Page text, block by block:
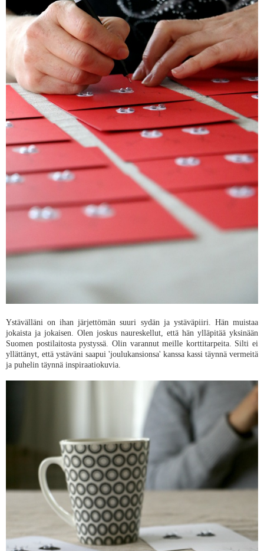
Ystävälläni on ihan järjettömän suuri sydän ja ystäväpiiri. Hän muistaa
jokaista ja jokaisen. Olen joskus naureskellut, että hän ylläpitää yksinään
Suomen postilaitosta pystyssä. Olin varannut meille korttitarpeita. Silti ei
yllättänyt, että ystäväni saapui 'joulukansionsa' kanssa kassi täynnä vermeitä
ja puhelin täynnä inspiraatiokuvia.